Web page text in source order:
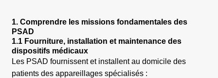
1. Comprendre les missions fondamentales des
PSAD
1.1 Fourniture, installation et maintenance des
dispositifs médicaux
Les PSAD fournissent et installent au domicile des
patients des appareillages spécialisés :